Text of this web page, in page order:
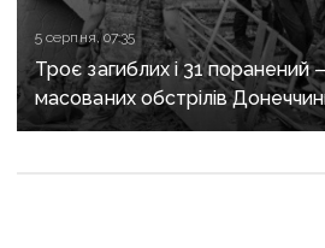
5 серпня, 07:35
Троє загиблих і 31 поранений
масованих обстрілів